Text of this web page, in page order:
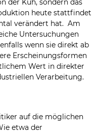
der Kuh, sondern das
heute stattfindet
verändert hat. Am
Untersuchungen
wenn sie direkt ab
Erscheinungsformen
Wert in direkter
Verarbeitung.
auf die möglichen
etwa der